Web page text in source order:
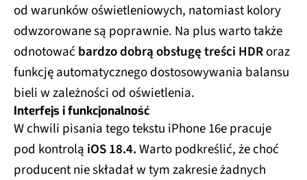
od warunków oświetleniowych, natomiast kolory
odwzorowane są poprawnie. Na plus warto także
odnotować bardzo dobrą obsługę treści HDRoraz
funkcję automatycznego dostosowywania balansu
bieli w zależności od oświetlenia.
Interfejs i funkcjonalność
W chwili pisania tego tekstu iPhone 16e pracuje
pod kontrolą iOS 18.4.Warto podkreślić, że choć
producent nie składał w tym zakresie żadnych